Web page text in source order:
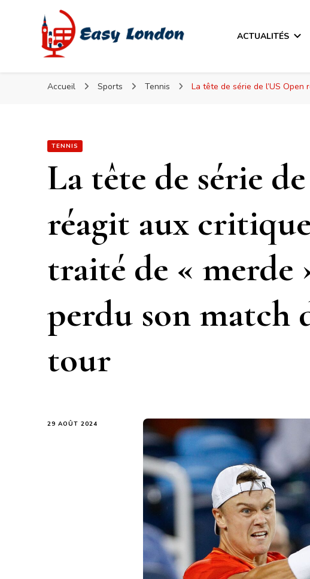
Easy London
Easy London
ACTUALITÉS
Accueil Sports Tennis La tête de série de l’US
TENNIS
La tête de série
réagit aux
traité de « merde
perdu son match
tour
29 AOÛT 2024